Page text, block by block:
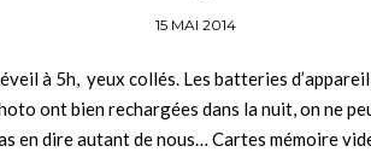
15 MAI 2014
à 5h, yeux collés. Les batteries d’appareil
ont bien rechargées dans la nuit, on ne
en dire autant de nous… Cartes mémoire